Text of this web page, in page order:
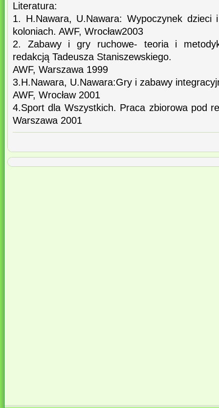
Literatura:
1. H.Nawara, U.Nawara: Wypoczynek dzieci
koloniach. AWF, Wrocław2003
2. Zabawy i gry ruchowe- teoria i
redakcją Tadeusza Staniszewskiego.
AWF, Warszawa 1999
3.H.Nawara, U.Nawara:Gry i zabawy
AWF, Wrocław 2001
4.Sport dla Wszystkich. Praca zbiorowa pod
Warszawa 2001